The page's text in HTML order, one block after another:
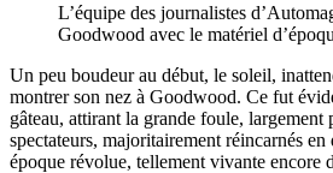
L’équipe des journalistes
Goodwood avec le matériel
Un peu boudeur au début, le soleil,
montrer son nez à Goodwood. Ce fut
gâteau, attirant la grande foule, largement
spectateurs, majoritairement réincarnés en
époque révolue, tellement vivante encore